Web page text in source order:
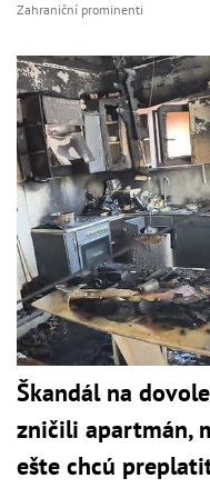
Zahraniční prominenti
Škandál na
zničili apartmán,
ešte chcú